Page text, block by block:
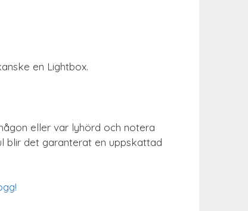
en Lightbox.
eller var lyhörd och notera
blir det garanterat en uppskattad